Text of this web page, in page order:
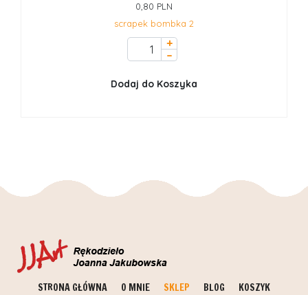
0,80 PLN
scrapek bombka 2
+
–
Dodaj do Koszyka
STRONA GŁÓWNA O MNIE SKLEP BLOG
KOSZYK